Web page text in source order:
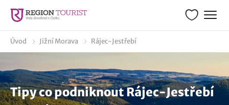
Úvod Jižní Morava Rájec-Jestřebí
Tipy co podniknout Rájec-Jestřebí